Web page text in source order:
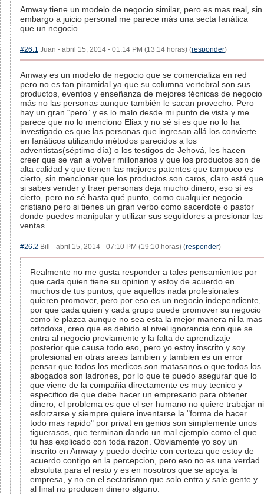
Amway tiene un modelo de negocio similar, pero es mas real, sin
embargo a juicio personal me parece más una secta fanática
que un negocio.
#26.1 Juan - abril 15, 2014 - 01:14 PM (13:14 horas) (responder)
Amway es un modelo de negocio que se comercializa en red
pero no es tan piramidal ya que su columna vertebral son sus
productos, eventos y enseñanza de mejores técnicas de negocio
más no las personas aunque también le sacan provecho. Pero
hay un gran “pero” y es lo malo desde mi punto de vista y me
parece que no lo menciono Eliax y no sé si es que no lo ha
investigado es que las personas que ingresan allá los convierte
en fanáticos utilizando métodos parecidos a los
adventistas(séptimo día) o los testigos de Jehová, les hacen
creer que se van a volver millonarios y que los productos son de
alta calidad y que tienen las mejores patentes que tampoco es
cierto, sin mencionar que los productos son caros, claro está que
si sabes vender y traer personas deja mucho dinero, eso sí es
cierto, pero no sé hasta qué punto, como cualquier negocio
cristiano pero si tienes un gran verbo como sacerdote o pastor
donde puedes manipular y utilizar sus seguidores a presionar las
ventas.
#26.2 Bill - abril 15, 2014 - 07:10 PM (19:10 horas) (responder)
Realmente no me gusta responder a tales pensamientos por
que cada quien tiene su opinion y estoy de acuerdo en
muchos de tus puntos, que aquellos nada profesionales
quieren promover, pero por eso es un negocio independiente,
por que cada quien y cada grupo puede promover su negocio
como le plazca aunque no sea esta la mejor manera ni la mas
ortodoxa, creo que es debido al nivel ignorancia con que se
entra al negocio previamente y la falta de aprendizaje
posterior que causa todo eso, pero yo estoy inscrito y soy
profesional en otras areas tambien y tambien es un error
pensar que todos los medicos son matasanos o que todos los
abogados son ladrones, por lo que te puedo asegurar que lo
que viene de la compañia directamente es muy tecnico y
especifico de que debe hacer un empresario para obtener
dinero, el problema es que el ser humano no quiere trabajar ni
esforzarse y siempre quiere inventarse la "forma de hacer
todo mas rapido" por privat en genios son simplemente unos
tiguerasos, que terminan dando un mal ejemplo como el que
tu has explicado con toda razon. Obviamente yo soy un
inscrito en Amway y puedo decirte con certeza que estoy de
acuerdo contigo en la percepcion, pero eso no es una verdad
absoluta para el resto y es en nosotros que se apoya la
empresa, y no en el sectarismo que solo entra y sale gente y
al final no producen dinero alguno.